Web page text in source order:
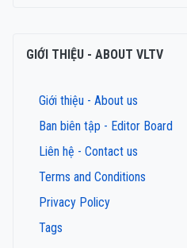
GIỚI THIỆU - ABOUT VLTV
Giới thiệu - About us
Ban biên tập - Editor Board
Liên hệ - Contact us
Terms and Conditions
Privacy Policy
Tags